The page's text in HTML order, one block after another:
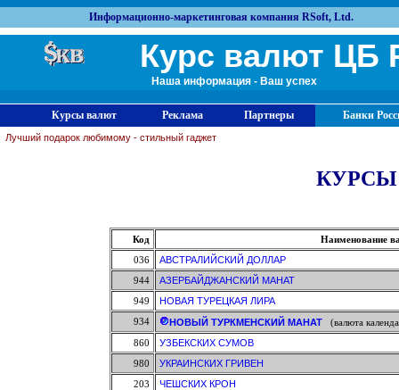
Информационно-маркетинговая компания RSoft, Ltd.
Курс валют ЦБ
Наша информация - Ваш успех
Курсы валют Реклама Партнеры Банки
Лучший подарок любимому - стильный гаджет
Код
Наименование
036
АВСТРАЛИЙСКИЙ ДОЛЛАР
944
АЗЕРБАЙДЖАНСКИЙ МАНАТ
949
НОВАЯ ТУРЕЦКАЯ ЛИРА
934
НОВЫЙ ТУРКМЕНСКИЙ МАНАТ(валюта
860
УЗБЕКСКИХ СУМОВ
980
УКРАИНСКИХ ГРИВЕН
203
ЧЕШСКИХ КРОН